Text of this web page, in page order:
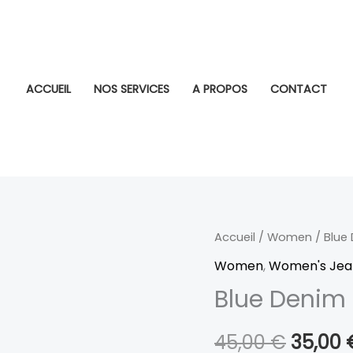
ACCUEIL NOS SERVICES A PROPOS CONTACT
Accueil / Women / Blue
Women,Women's
Blue
45,00€
Le
prix
initial
était :
35,00
quantité
de
Denim